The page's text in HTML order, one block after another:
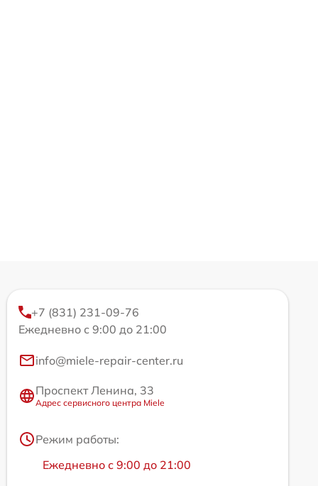
+7 (831) 231-09-76
Ежедневно с 9:00 до 21:00
info@miele-repair-center.ru
Проспект Ленина, 33
Адрес сервисного центра Miele
Режим работы:
Ежедневно с 9:00 до 21:00